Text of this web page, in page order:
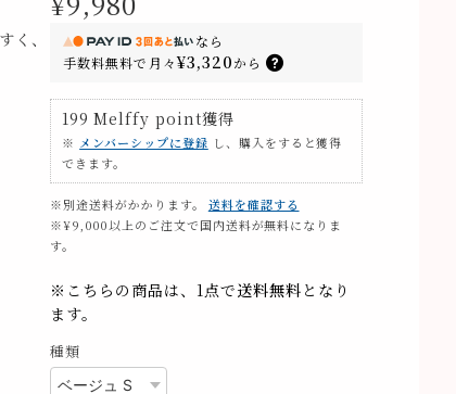
く、
なら
手数料無料で 月々¥3,320から
199 Melffy point獲得
※ メンバーシップに登録 し、購入をすると獲得
できます。
※別途送料がかかります。
送料を確認する
※¥9,000以上のご注文で国内送料が無料になりま
す。
※こちらの商品は、1点で送料無料 となり
ます。
種類